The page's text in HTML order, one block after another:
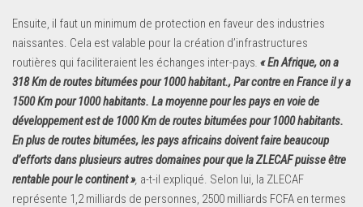
Ensuite, il faut un minimum de protection en faveur des industries
naissantes. Cela est valable pour la création d’infrastructures
routières qui faciliteraient les échanges inter-pays. « En Afrique, on a
318 Km de routes bitumées pour 1000 habitant., Par contre en France il y a
1500 Km pour 1000 habitants. La moyenne pour les pays en voie de
développement est de 1000 Km de routes bitumées pour 1000 habitants.
En plus de routes bitumées, les pays africains doivent faire beaucoup
d’efforts dans plusieurs autres domaines pour que la ZLECAF puisse être
rentable pour le continent », a-t-il expliqué. Selon lui, la ZLECAF
représente 1,2 milliards de personnes, 2500 milliards FCFA en termes